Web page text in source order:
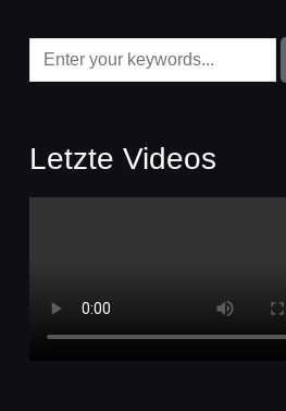
Letzte Videos